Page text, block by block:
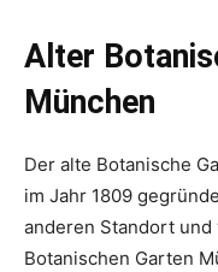
Alter
München
Der alte Botanische
im Jahr 1809
anderen Standort
Botanischen Garten